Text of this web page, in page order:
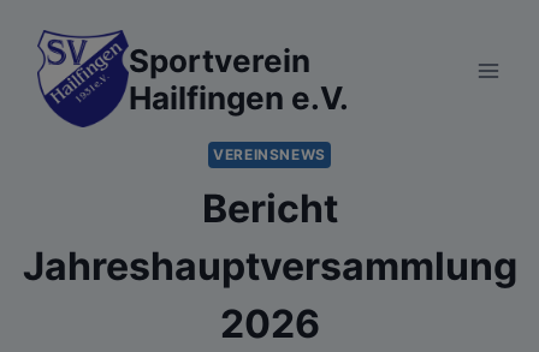
Inhalt
springen
Sportverein
Hailfingen e.V.
VEREINSNEWS
Bericht
Jahreshauptversammlung
2026